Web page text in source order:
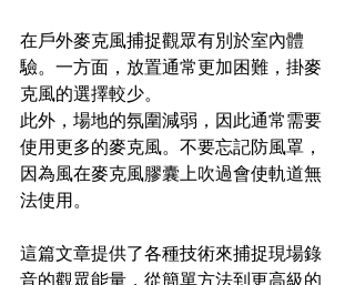
在戶外麥克風捕捉觀眾有別於室內體
驗。一方面，放置通常更加困難，掛麥
克風的選擇較少。
此外，場地的氛圍減弱，因此通常需要
使用更多的麥克風。不要忘記防風罩，
因為風在麥克風膠囊上吹過會使軌道無
法使用。
這篇文章提供了各種技術來捕捉現場錄
音的觀眾能量，從簡單方法到更高級的